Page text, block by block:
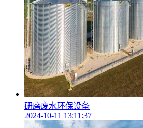
研磨废水环保设备
2024-10-11 13:11:37